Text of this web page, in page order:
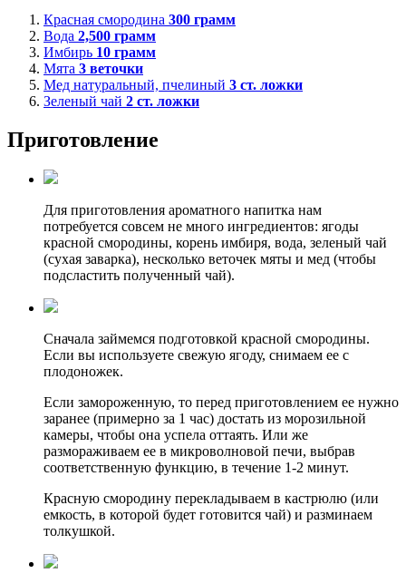
Красная смородина 300 грамм
Вода 2,500 грамм
Имбирь 10 грамм
Мята 3 веточки
Мед натуральный, пчелиный 3 ст. ложки
Зеленый чай 2 ст. ложки
Приготовление
Для приготовления ароматного напитка нам
потребуется совсем не много ингредиентов: ягоды
красной смородины, корень имбиря, вода, зеленый чай
(сухая заварка), несколько веточек мяты и мед (чтобы
подсластить полученный чай).
Сначала займемся подготовкой красной смородины.
Если вы используете свежую ягоду, снимаем ее с
плодоножек.
Если замороженную, то перед приготовлением ее нужно
заранее (примерно за 1 час) достать из морозильной
камеры, чтобы она успела оттаять. Или же
размораживаем ее в микроволновой печи, выбрав
соответственную функцию, в течение 1-2 минут.
Красную смородину перекладываем в кастрюлю (или
емкость, в которой будет готовится чай) и разминаем
толкушкой.